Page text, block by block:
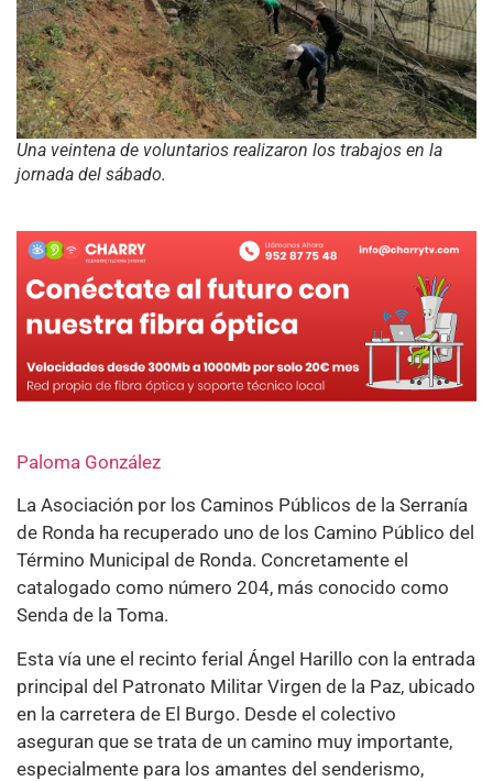
Una veintena de voluntarios realizaron los trabajos en la
jornada del sábado.
Paloma González
La Asociación por los Caminos Públicos de la Serranía
de Ronda ha recuperado uno de los Camino Público del
Término Municipal de Ronda. Concretamente el
catalogado como número 204, más conocido como
Senda de la Toma.
Esta vía une el recinto ferial Ángel Harillo con la entrada
principal del Patronato Militar Virgen de la Paz, ubicado
en la carretera de El Burgo. Desde el colectivo
aseguran que se trata de un camino muy importante,
especialmente para los amantes del senderismo,